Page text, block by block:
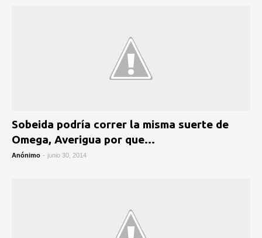
Sobeida podría correr la misma suerte de
Omega, Averigua por que…
Anónimo - junio 30, 2014